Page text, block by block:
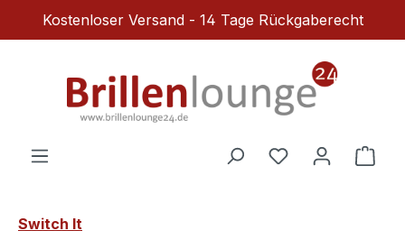
Zum Hauptinhalt springen
Kostenloser Versand - 14 Tage Rückgaberecht
Du hast 0
Switch It